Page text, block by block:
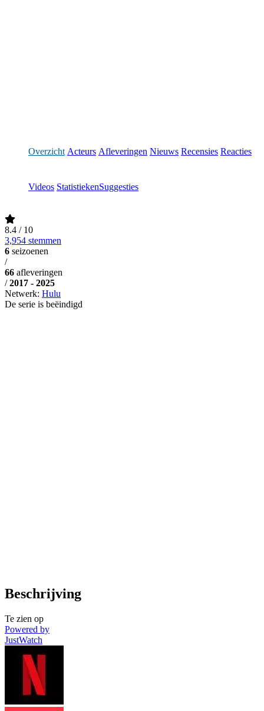
Overzicht Acteurs Afleveringen Nieuws Recensies Reacties
Videos StatistiekenSuggesties
8.4 / 10
3,954 stemmen
6 seizoenen
/
66 afleveringen
/ 2017 - 2025
Netwerk: Hulu
De serie is beëindigd
Beschrijving
Te zien op
Powered by
JustWatch